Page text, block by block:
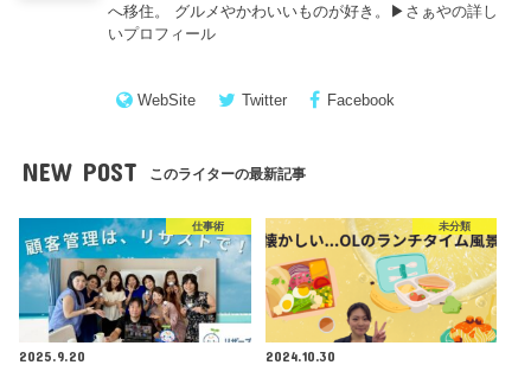
へ移住。 グルメやかわいいものが好き。▶︎ さぁやの詳し
いプロフィール
WebSite Twitter Facebook
NEW POST このライターの最新記事
仕事術
2025.9.20
未分類
2024.10.30